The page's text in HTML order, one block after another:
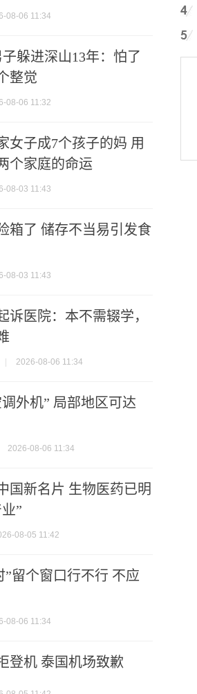
08-06 11:34
躲进深山13年：怕了
整觉
08-06 11:32
女子成7个孩子的妈 用
个家庭的命运
08-03 11:43
箱了 储存不当易引发食
08-03 11:43
诉医院：本不需辍学，
2026-08-06 11:34
外机” 局部地区可达
2026-08-06 11:34
国新名片 生物医药已明
”
08-05 11:42
”留个窗口行不行 不应
08-06 11:34
登机 泰国机场致歉